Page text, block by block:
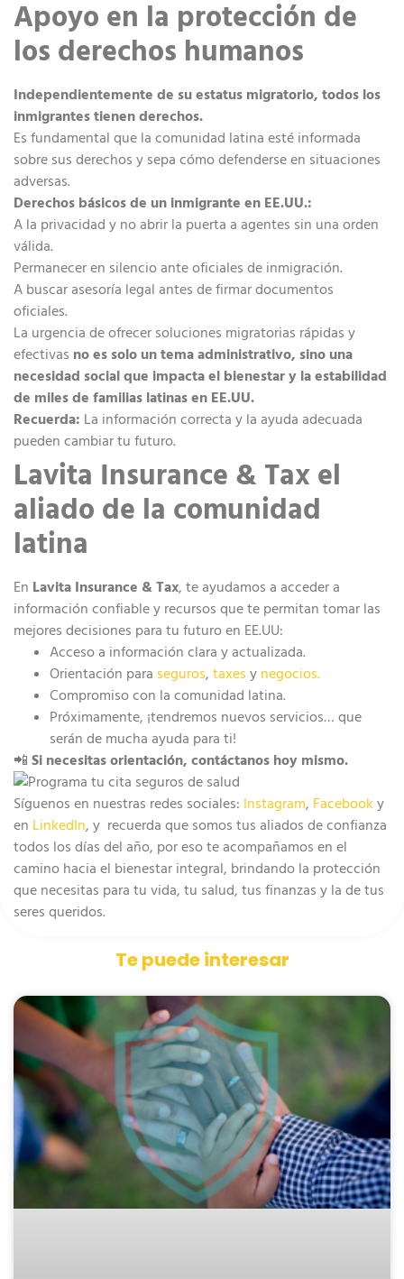
Apoyo en la protección de
los derechos humanos
Independientemente de su estatus migratorio, todos los
inmigrantes tienen derechos.
Es fundamental que la comunidad latina esté informada
sobre sus derechos y sepa cómo defenderse en situaciones
adversas.
Derechos básicos de un inmigrante en EE.UU.:
A la privacidad y no abrir la puerta a agentes sin una orden
válida.
Permanecer en silencio ante oficiales de inmigración.
A buscar asesoría legal antes de firmar documentos
oficiales.
La urgencia de ofrecer soluciones migratorias rápidas y
efectivas no es solo un tema administrativo, sino una
necesidad social que impacta el bienestar y la estabilidad
de miles de familias latinas en EE.UU.
Recuerda: La información correcta y la ayuda adecuada
pueden cambiar tu futuro.
Lavita Insurance & Tax el
aliado de la comunidad
latina
En Lavita Insurance & Tax, te ayudamos a acceder a
información confiable y recursos que te permitan tomar las
mejores decisiones para tu futuro en EE.UU:
Acceso a información clara y actualizada.
Orientación para seguros, taxes y negocios.
Compromiso con la comunidad latina.
Próximamente, ¡tendremos nuevos servicios… que
serán de mucha ayuda para ti!
📲 Si necesitas orientación, contáctanos hoy mismo.
Síguenos en nuestras redes sociales: Instagram, Facebook y
en LinkedIn, y recuerda que somos tus aliados de confianza
todos los días del año, por eso te acompañamos en el
camino hacia el bienestar integral, brindando la protección
que necesitas para tu vida, tu salud, tus finanzas y la de tus
seres queridos.
Te puede interesar